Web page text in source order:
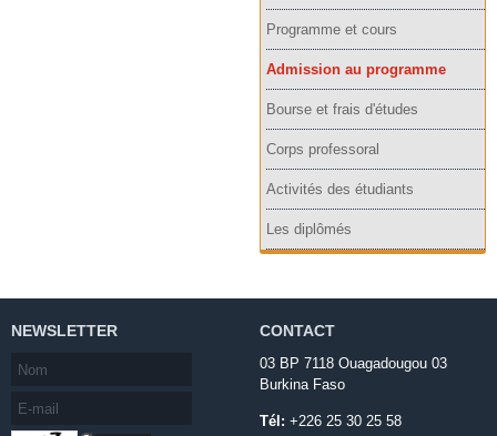
Programme et cours
Admission au programme
Bourse et frais d'études
Corps professoral
Activités des étudiants
Les diplômés
NEWSLETTER CONTACT
03 BP 7118 Ouagadougou 03
Burkina Faso
Tél: +226 25 30 25 58